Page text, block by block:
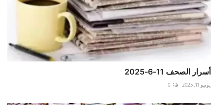
أسرار الصحف 11-6-2025
يونيو 11, 2025 0